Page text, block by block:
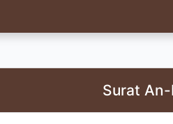
Surat